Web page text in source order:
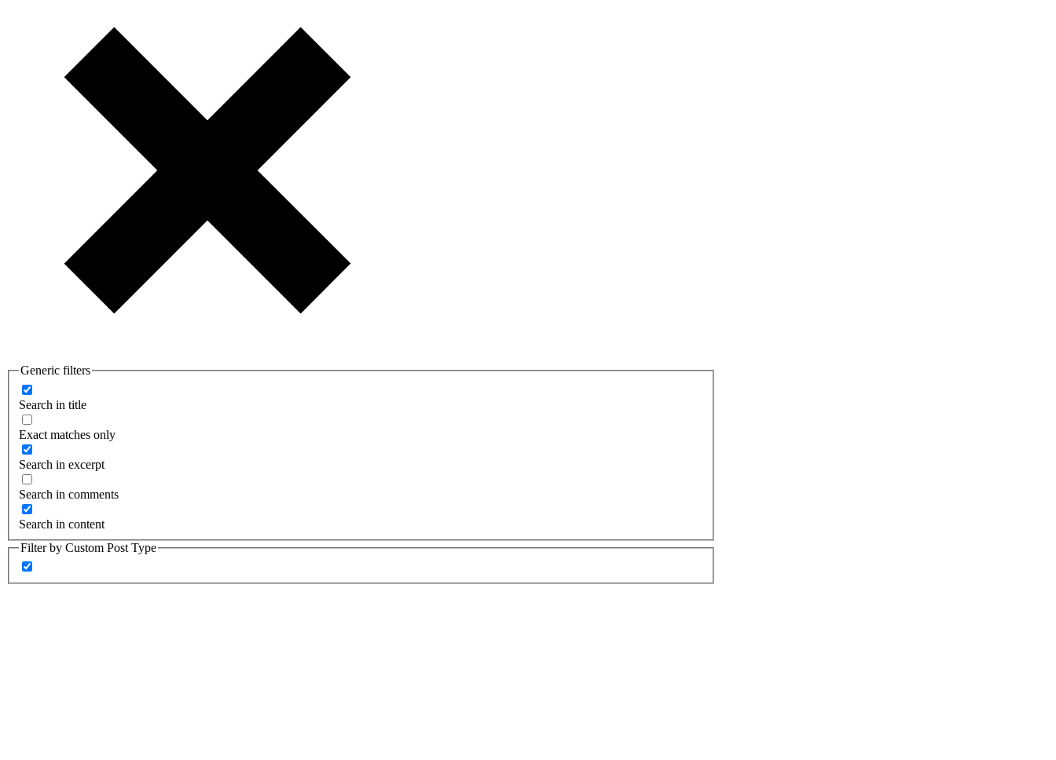
Generic filters
Search in title
Exact matches only
Search in excerpt
Search in comments
Search in content
Filter by Custom Post Type